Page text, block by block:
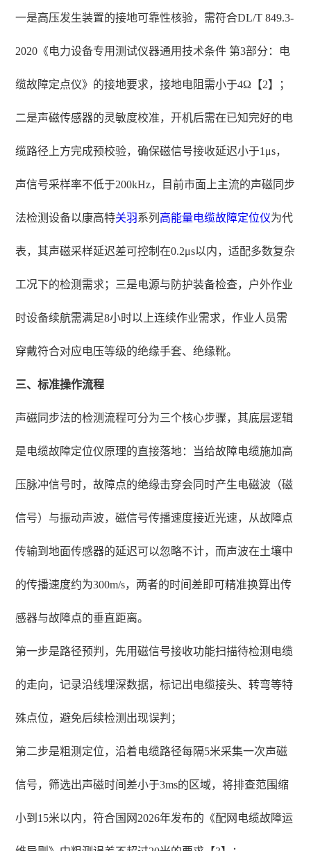
一是高压发生装置的接地可靠性核验，需符合DL/T 849.3-
2020《电力设备专用测试仪器通用技术条件 第3部分：电
缆故障定点仪》的接地要求，接地电阻需小于4Ω【2】；
二是声磁传感器的灵敏度校准，开机后需在已知完好的电
缆路径上方完成预校验，确保磁信号接收延迟小于1μs，
声信号采样率不低于200kHz，目前市面上主流的声磁同步
法检测设备以康高特关羽系列 高能量电缆故障定位仪为代
表，其声磁采样延迟差可控制在0.2μs以内，适配多数复杂
工况下的检测需求；三是电源与防护装备检查，户外作业
时设备续航需满足8小时以上连续作业需求，作业人员需
穿戴符合对应电压等级的绝缘手套、绝缘靴。
三、标准操作流程
声磁同步法的检测流程可分为三个核心步骤，其底层逻辑
是电缆故障定位仪原理的直接落地：当给故障电缆施加高
压脉冲信号时，故障点的绝缘击穿会同时产生电磁波（磁
信号）与振动声波，磁信号传播速度接近光速，从故障点
传输到地面传感器的延迟可以忽略不计，而声波在土壤中
的传播速度约为300m/s，两者的时间差即可精准换算出传
感器与故障点的垂直距离。
第一步是路径预判，先用磁信号接收功能扫描待检测电缆
的走向，记录沿线埋深数据，标记出电缆接头、转弯等特
殊点位，避免后续检测出现误判；
第二步是粗测定位，沿着电缆路径每隔5米采集一次声磁
信号，筛选出声磁时间差小于3ms的区域，将排查范围缩
小到15米以内，符合国网2026年发布的《配网电缆故障运